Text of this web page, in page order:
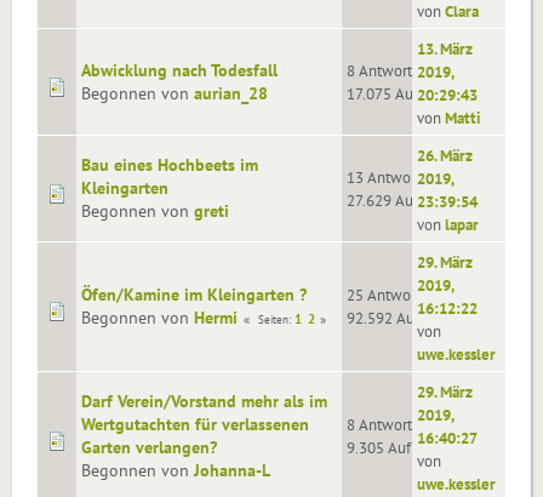
vonClara
Abwicklung nach Todesfall
Begonnen von aurian_28
8 Antworten
17.075 Aufrufe
13. März
2019,
20:29:43
vonMatti
Bau eines Hochbeets im
Kleingarten
Begonnen von greti
13 Antworten
27.629 Aufrufe
26. März
2019,
23:39:54
vonlapar
Öfen/Kamine im Kleingarten ?
Begonnen von Hermi Seiten 1 2
25 Antworten
92.592 Aufrufe
29. März
2019,
16:12:22
von
uwe.kessler
Darf Verein/Vorstand mehr als im
Wertgutachten für verlassenen
Garten verlangen?
Begonnen vonJohanna-L
8 Antworten
9.305 Aufrufe
29. März
2019,
16:40:27
von
uwe.kessler